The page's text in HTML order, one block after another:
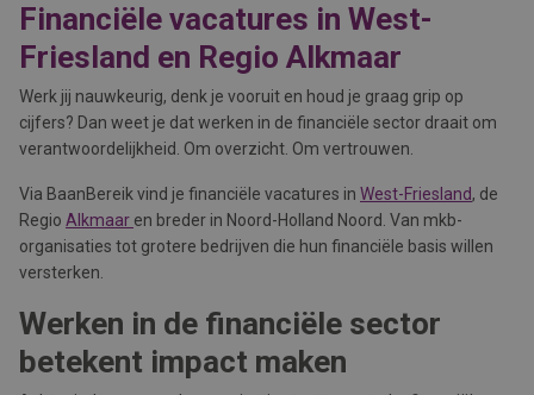
Financiële vacatures in West-
Friesland en Regio Alkmaar
Werk jij nauwkeurig, denk je vooruit en houd je graag grip op
cijfers? Dan weet je dat werken in de financiële sector draait om
verantwoordelijkheid. Om overzicht. Om vertrouwen.
Via BaanBereik vind je financiële vacatures in West-Friesland, de
Regio Alkmaar en breder in Noord-Holland Noord. Van mkb-
organisaties tot grotere bedrijven die hun financiële basis willen
versterken.
Werken in de financiële sector
betekent impact maken